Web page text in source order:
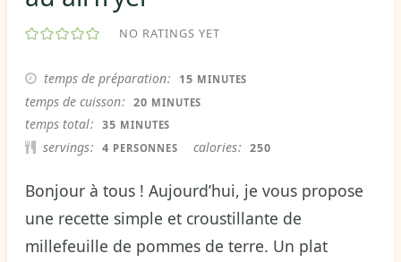
NO RATINGS YET
temps de préparation 15 MINUTES
MINUTES
temps de cuisson 20 MINUTES
MINUTES
temps total 35 MINUTES
MINUTES
servings 4 PERSONNES calories 250
Bonjour à tous ! Aujourd’hui, je vous propose
une recette simple et croustillante de
millefeuille de pommes de terre. Un plat